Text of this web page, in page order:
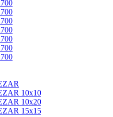
10х10
10х20
15х15